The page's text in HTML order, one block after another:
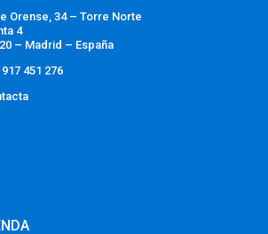
Orense, 34 – Torre Norte
4
– Madrid – España
451 276